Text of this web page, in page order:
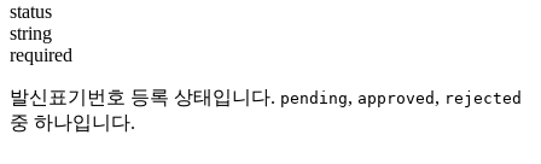
status
string
required
발신표기번호 등록 상태입니다. pending, approved , rejected
중 하나입니다.